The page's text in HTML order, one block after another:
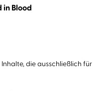
in Blood
die ausschließlich für